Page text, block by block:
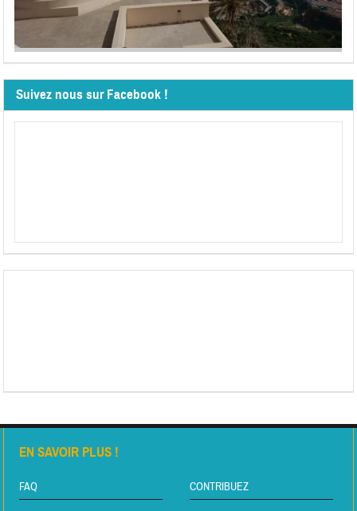
Suivez nous sur Facebook !
EN SAVOIR PLUS !
FAQ CONTRIBUEZ